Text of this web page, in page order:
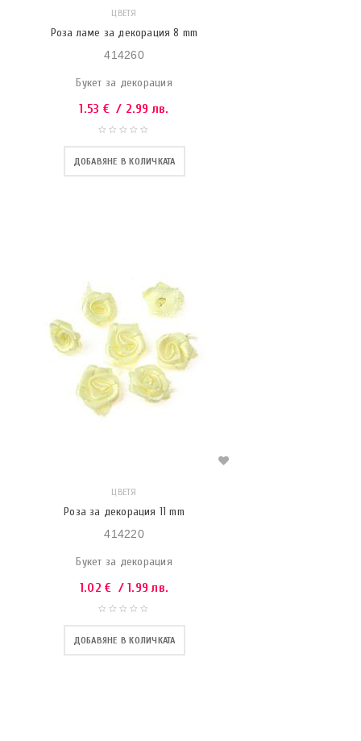
ЦВЕТЯ
Роза ламе за декорация 8 mm
414260
Букет за декорация
1.53 € / 2.99 лв.
ДОБАВЯНЕ В КОЛИЧКАТА
ЦВЕТЯ
Роза за декорация 11 mm
414220
Букет за декорация
1.02€ / 1.99 лв.
ДОБАВЯНЕ В КОЛИЧКАТА